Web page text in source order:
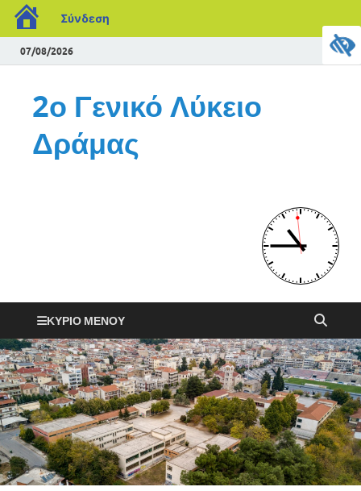
Σύνδεση
07/08/2026
2ο Γενικό Λύκειο
Δράμας
ΚΎΡΙΟ ΜΕΝΟΎ